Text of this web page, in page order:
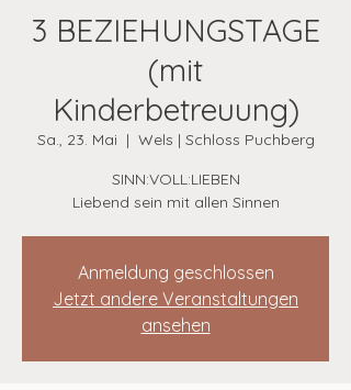
3 BEZIEHUNGSTAGE
(mit
Kinderbetreuung)
Sa., 23. Mai
  |
Wels | Schloss Puchberg
SINN:VOLL:LIEBEN
Liebend sein mit allen Sinnen
Anmeldung geschlossen
Jetzt andere Veranstaltungen
ansehen